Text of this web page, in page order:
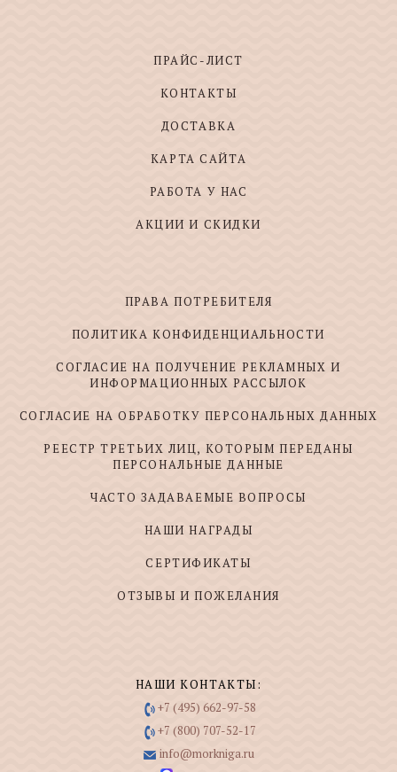
ПРАЙС-ЛИСТ
КОНТАКТЫ
ДОСТАВКА
КАРТА САЙТА
РАБОТА У НАС
АКЦИИ И СКИДКИ
ПРАВА ПОТРЕБИТЕЛЯ
ПОЛИТИКА КОНФИДЕНЦИАЛЬНОСТИ
СОГЛАСИЕ НА ПОЛУЧЕНИЕ РЕКЛАМНЫХ И
ИНФОРМАЦИОННЫХ РАССЫЛОК
СОГЛАСИЕ НА ОБРАБОТКУ ПЕРСОНАЛЬНЫХ ДАННЫХ
РЕЕСТР ТРЕТЬИХ ЛИЦ, КОТОРЫМ ПЕРЕДАНЫ
ПЕРСОНАЛЬНЫЕ ДАННЫЕ
ЧАСТО ЗАДАВАЕМЫЕ ВОПРОСЫ
НАШИ НАГРАДЫ
СЕРТИФИКАТЫ
ОТЗЫВЫ И ПОЖЕЛАНИЯ
НАШИ КОНТАКТЫ:
+7 (495) 662-97-58
+7 (800) 707-52-17
info@morkniga.ru